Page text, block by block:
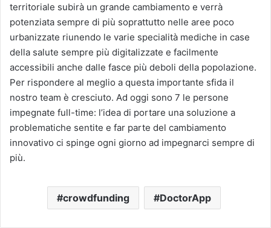
territoriale subirà un grande cambiamento e verrà
potenziata sempre di più soprattutto nelle aree poco
urbanizzate riunendo le varie specialità mediche in case
della salute sempre più digitalizzate e facilmente
accessibili anche dalle fasce più deboli della popolazione.
Per rispondere al meglio a questa importante sfida il
nostro team è cresciuto. Ad oggi sono 7 le persone
impegnate full-time: l’idea di portare una soluzione a
problematiche sentite e far parte del cambiamento
innovativo ci spinge ogni giorno ad impegnarci sempre di
più.
crowdfunding DoctorApp